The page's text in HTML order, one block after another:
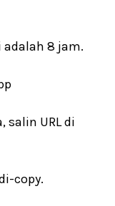
8 jam.
salin URL di
copy.